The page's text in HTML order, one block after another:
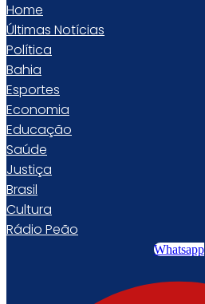
Home
Últimas Notícias
Política
Bahia
Esportes
Economia
Educação
Saúde
Justiça
Brasil
Cultura
Rádio Peão
Whatsapp